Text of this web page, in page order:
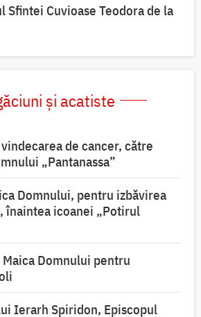
Sfintei Cuvioase Teodora de la
și acatiste
de cancer, către
„Pantanassa”
Domnului, pentru izbăvirea
înaintea icoanei „Potirul
Domnului pentru
Ierarh Spiridon, Episcopul